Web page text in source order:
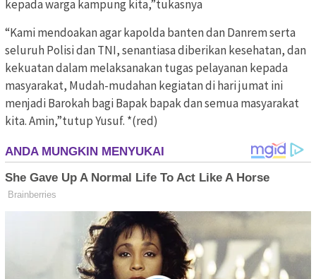
kepada warga kampung kita,”tukasnya
“Kami mendoakan agar kapolda banten dan Danrem serta
seluruh Polisi dan TNI, senantiasa diberikan kesehatan, dan
kekuatan dalam melaksanakan tugas pelayanan kepada
masyarakat, Mudah-mudahan kegiatan di hari jumat ini
menjadi Barokah bagi Bapak bapak dan semua masyarakat
kita. Amin,”tutup Yusuf. *(red)